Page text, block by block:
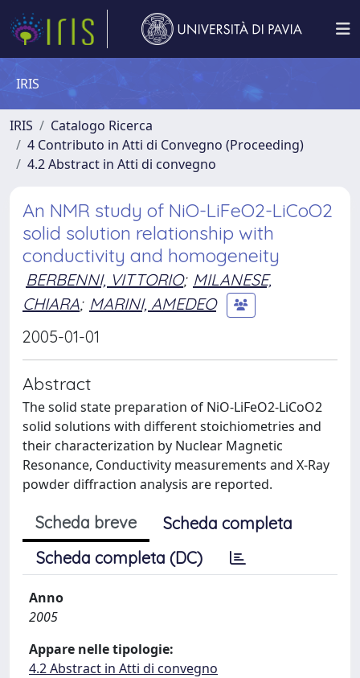
IRIS
IRIS
Catalogo Ricerca
4 Contributo in Atti di Convegno (Proceeding)
4.2 Abstract in Atti di convegno
An NMR study of NiO-LiFeO2-LiCoO2
solid solution relationship with
conductivity and homogeneity
BERBENNI, VITTORIO; MILANESE,
CHIARA; MARINI, AMEDEO
2005-01-01
Abstract
The solid state preparation of NiO-LiFeO2-LiCoO2
solid solutions with different stoichiometries and
their characterization by Nuclear Magnetic
Resonance, Conductivity measurements and X-Ray
powder diffraction analysis are reported.
Scheda breve
Scheda completa
Scheda completa (DC)
Anno
2005
Appare nelle tipologie:
4.2 Abstract in Atti di convegno